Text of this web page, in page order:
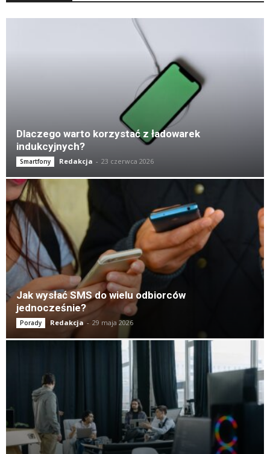
Dlaczego warto korzystać z ładowarek
indukcyjnych?
Smartfony Redakcja - 23 czerwca 2026
Jak wysłać SMS do wielu odbiorców
jednocześnie?
Porady Redakcja - 29 maja 2026